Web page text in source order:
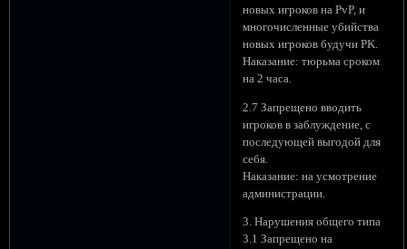
новых игроков на PvP, и
многочисленные убийства
новых игроков будучи PK.
Наказание: тюрьма сроком
на 2 часа.
2.7 Запрещено вводить
игроков в заблуждение, с
последующей выгодой для
себя.
Наказание: на усмотрение
администрации.
3. Нарушения общего типа
3.1 Запрещено на